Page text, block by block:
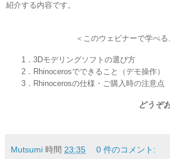
紹介する内容です。
＜このウェビナーで学べる
1．3Dモデリングソフトの選び方
2．Rhinocerosでできること（デモ操作）
3．Rhinocerosの仕様・ご購入時の注意点
どうぞ
Mutsumi 時間 23:35 0 件のコメント: